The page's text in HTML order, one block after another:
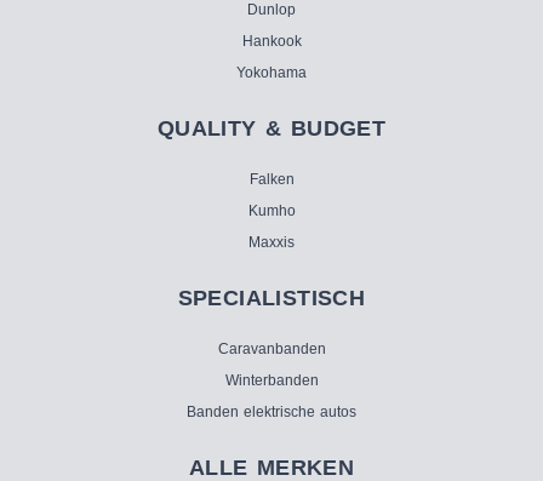
Dunlop
Hankook
Yokohama
QUALITY & BUDGET
Falken
Kumho
Maxxis
SPECIALISTISCH
Caravanbanden
Winterbanden
Banden elektrische autos
ALLE MERKEN